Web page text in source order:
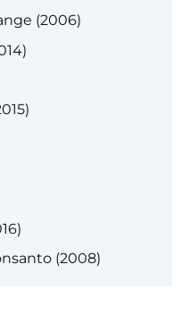
(2006)
(2008)